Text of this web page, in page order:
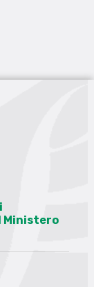
Ministero